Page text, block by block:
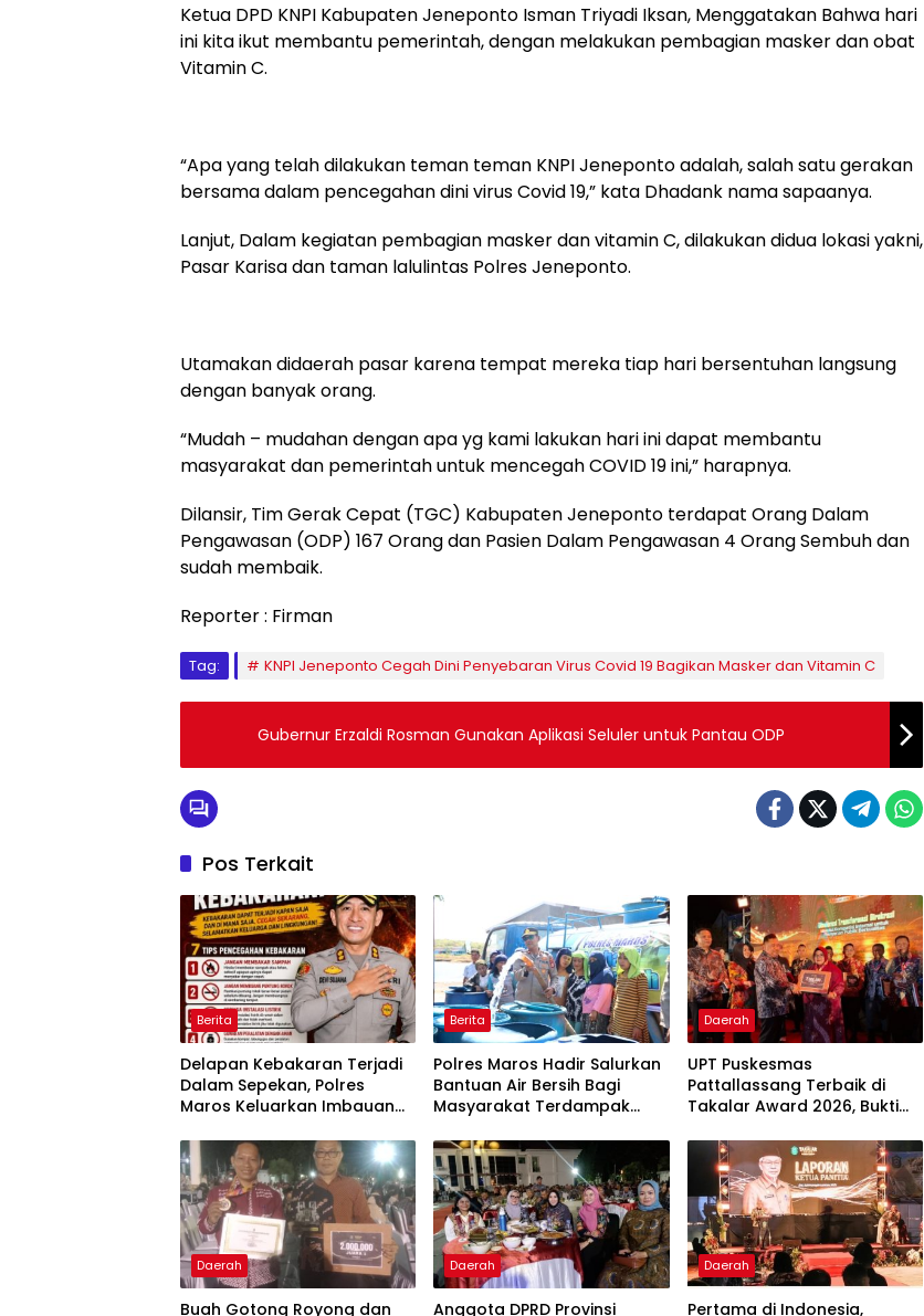
Ketua DPD KNPI Kabupaten Jeneponto Isman Triyadi Iksan, Menggatakan Bahwa hari
ini kita ikut membantu pemerintah, dengan melakukan pembagian masker dan obat
Vitamin C.
“Apa yang telah dilakukan teman teman KNPI Jeneponto adalah, salah satu gerakan
bersama dalam pencegahan dini virus Covid 19,” kata Dhadank nama sapaanya.
Lanjut, Dalam kegiatan pembagian masker dan vitamin C, dilakukan didua lokasi yakni,
Pasar Karisa dan taman lalulintas Polres Jeneponto.
Utamakan didaerah pasar karena tempat mereka tiap hari bersentuhan langsung
dengan banyak orang.
“Mudah – mudahan dengan apa yg kami lakukan hari ini dapat membantu
masyarakat dan pemerintah untuk mencegah COVID 19 ini,” harapnya.
Dilansir, Tim Gerak Cepat (TGC) Kabupaten Jeneponto terdapat Orang Dalam
Pengawasan (ODP) 167 Orang dan Pasien Dalam Pengawasan 4 Orang Sembuh dan
sudah membaik.
Reporter : Firman
Tag: KNPI Jeneponto Cegah Dini Penyebaran Virus Covid 19 Bagikan Masker dan Vitamin C
Gubernur Erzaldi Rosman Gunakan Aplikasi Seluler untuk Pantau ODP
Pos Terkait
Berita
Delapan Kebakaran Terjadi
Dalam Sepekan, Polres
Maros Keluarkan Imbauan
Berita
Polres Maros Hadir Salurkan
Bantuan Air Bersih Bagi
Masyarakat Terdampak
Daerah
UPT Puskesmas
Pattallassang Terbaik di
Takalar Award 2026, Bukti
Pelayanan Kesehatan
Berkualitas
Daerah
Buah Gotong Royong dan
Daerah
Anggota DPRD Provinsi
Daerah
Pertama di Indonesia,